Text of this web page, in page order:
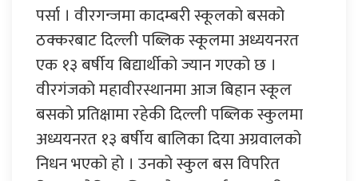
पर्सा । वीरगन्जमा कादम्बरी स्कूलको बसको
ठक्करबाट दिल्ली पब्लिक स्कूलमा अध्ययनरत
एक १३ बर्षीय बिद्यार्थीको ज्यान गएको छ ।
वीरगंजको महावीरस्थानमा आज बिहान स्कूल
बसको प्रतिक्षामा रहेकी दिल्ली पब्लिक स्कुलमा
अध्ययनरत १३ बर्षीय बालिका दिया अग्रवालको
निधन भएको हो । उनको स्कुल बस विपरित